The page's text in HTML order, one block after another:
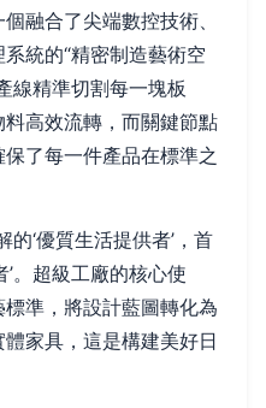
融合了尖端數控技術、
統的“精密制造藝術空
線精準切割每一塊板
高效流轉，而關鍵節點
了每一件產品在標準之
‘優質生活提供者’，首
’。超級工廠的核心使
準，將設計藍圖轉化為
家具，這是構建美好日